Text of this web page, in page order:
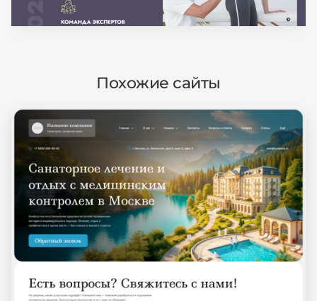
Похожие сайты